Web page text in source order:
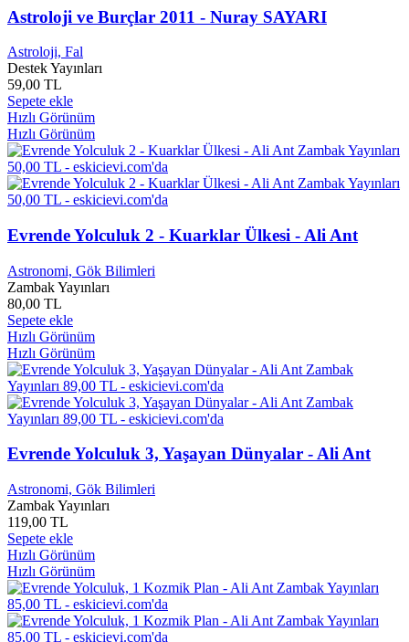
Atilla Çınar 0
Atilla Ergün
Atilla İLHAN
Atilla ÖZKIRIMLI
Atilla Sandıklı
Atilla Yayla
Audrey L. Wrıght 0
Audrey Niffenegger
August Bebel 0
August Diehel 0
Aurora Marsotto 0
Av.Sebahattin Şahin
Avni İLHAN
AX-030
AX1800 - EX3301
AX300 LG8245X6
Ayça Erturan
0
Ayça Kaya 0
Ayça Şen 0
Ayça YÜCEDAĞ 0
Aydın Altay 0
Aydın Boysan 0
Aydın Doğan
Aydın HASKEBABÇI
Aydın Öztürk
Aydın Parlar
Aydın Su 0
Aydoğan Ayaşlı 0
Aydoğan VATANDAŞ 1
Astroloji ve Burçlar 2011 - Nuray SAYARI
Astroloji, Fal
Destek Yayınları
59,00 TL
Sepete ekle
Hızlı Görünüm
Hızlı Görünüm
Evrende Yolculuk 2 - Kuarklar Ülkesi - Ali Ant
Astronomi, Gök Bilimleri
Zambak Yayınları
80,00 TL
Sepete ekle
Hızlı Görünüm
Hızlı Görünüm
Evrende Yolculuk 3, Yaşayan Dünyalar - Ali Ant
Astronomi, Gök Bilimleri
Zambak Yayınları
119,00 TL
Sepete ekle
Hızlı Görünüm
Hızlı Görünüm